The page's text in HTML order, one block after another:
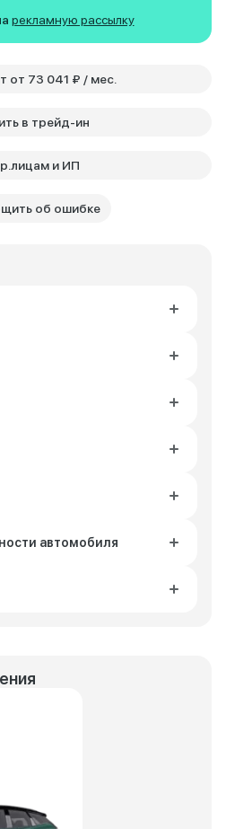
автомобиля
рекламную рассылку
В кредит от 73 041 ₽ / мес.
в трейд-ин
и ИП
об ошибке